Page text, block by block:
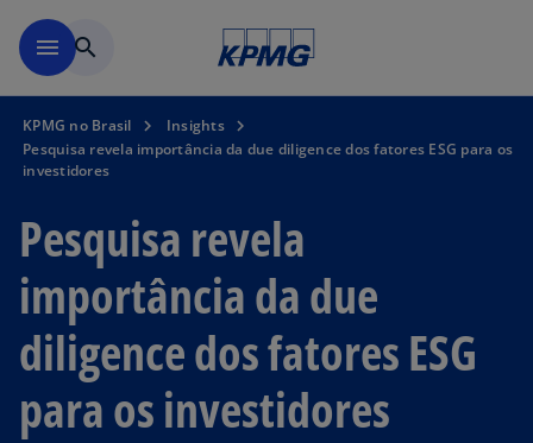
menu search
KPMG no Brasil
Insights
Pesquisa revela importância da due diligence dos fatores ESG para os
investidores
Pesquisa revela
importância da due
diligence dos fatores ESG
para os investidores